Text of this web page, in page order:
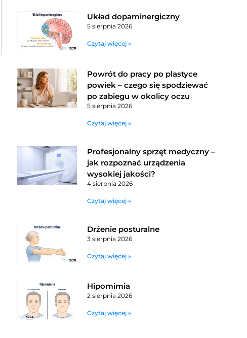
Układ dopaminergiczny
5 sierpnia 2026
Czytaj więcej »
Powrót do pracy po plastyce
powiek – czego się spodziewać
po zabiegu w okolicy oczu
5 sierpnia 2026
Czytaj więcej »
Profesjonalny sprzęt medyczny –
jak rozpoznać urządzenia
wysokiej jakości?
4 sierpnia 2026
Czytaj więcej »
Drżenie posturalne
3 sierpnia 2026
Czytaj więcej »
Hipomimia
2 sierpnia 2026
Czytaj więcej »